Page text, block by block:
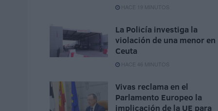
HACE 19 MINUTOS
La Policía investiga la
violación de una menor en
Ceuta
HACE 46 MINUTOS
Vivas reclama en el
Parlamento Europeo la
implicación de la UE para